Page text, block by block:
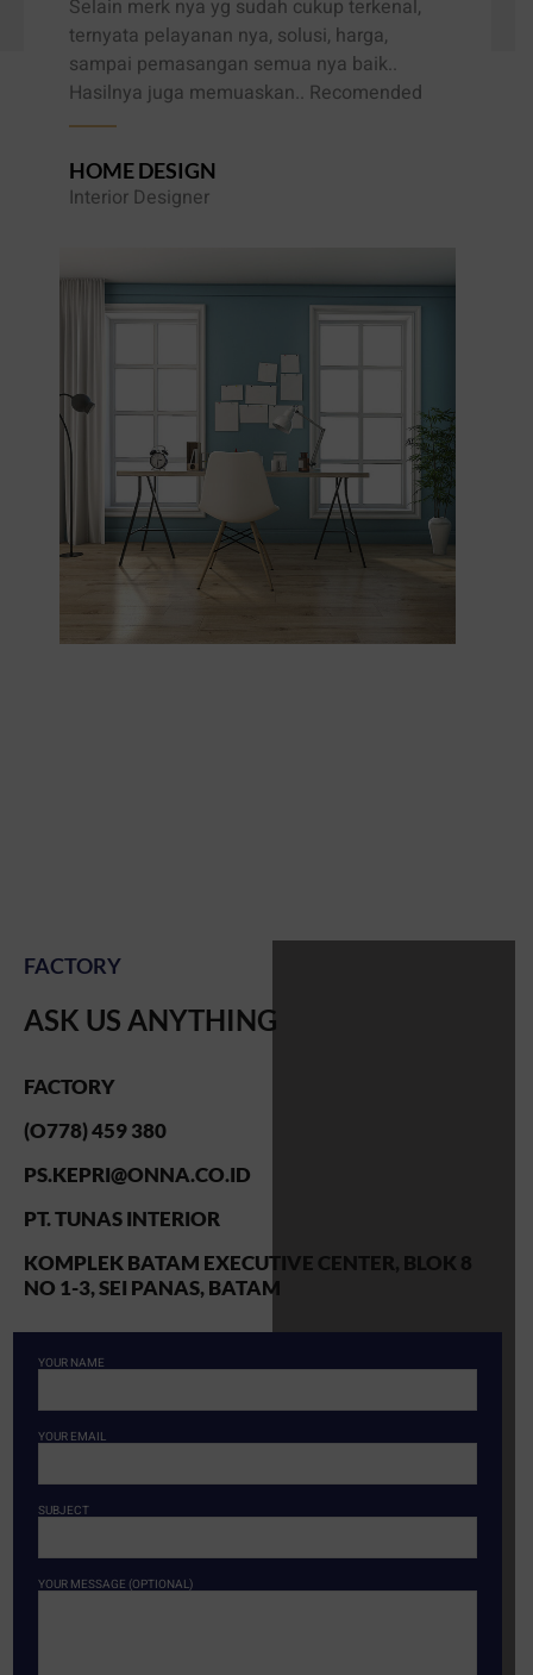
Selain merk nya yg sudah cukup terkenal,
ternyata pelayanan nya, solusi, harga,
sampai pemasangan semua nya baik..
Hasilnya juga memuaskan.. Recomended
HOME DESIGN
Interior Designer
FACTORY
ASK US ANYTHING
FACTORY
(O778) 459 380
PS.KEPRI@ONNA.CO.ID
PT. TUNAS INTERIOR
KOMPLEK BATAM EXECUTIVE CENTER, BLOK 8
NO 1-3, SEI PANAS, BATAM
YOUR NAME
YOUR EMAIL
SUBJECT
YOUR MESSAGE (OPTIONAL)